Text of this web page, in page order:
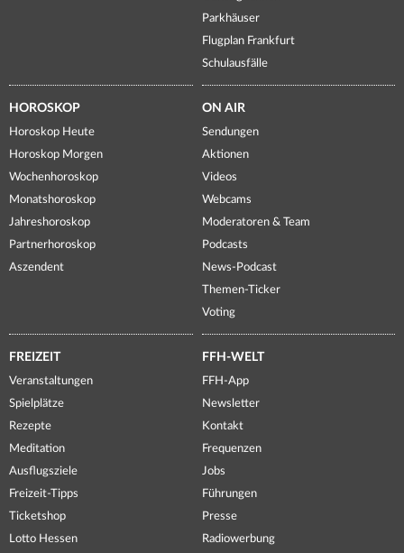
Parkhäuser
Flugplan Frankfurt
Schulausfälle
HOROSKOP
Horoskop Heute
Horoskop Morgen
Wochenhoroskop
Monatshoroskop
Jahreshoroskop
Partnerhoroskop
Aszendent
ON AIR
Sendungen
Aktionen
Videos
Webcams
Moderatoren & Team
Podcasts
News-Podcast
Themen-Ticker
Voting
FREIZEIT
Veranstaltungen
Spielplätze
Rezepte
Meditation
Ausflugsziele
Freizeit-Tipps
Ticketshop
Lotto Hessen
FFH-WELT
FFH-App
Newsletter
Kontakt
Frequenzen
Jobs
Führungen
Presse
Radiowerbung